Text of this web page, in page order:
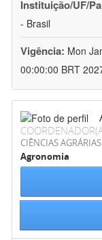
Instituição/UF/
- Brasil
Vigência: Mon
00:00:00 BRT
CIÊNCIAS AGRÁRIAS
Agronomia